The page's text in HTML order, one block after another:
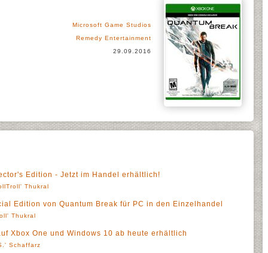
Microsoft Game Studios
Remedy Entertainment
29.09.2016
Edition - Jetzt im Handel erhältlich!
Thukral
Edition von Quantum Break für PC in den Einzelhandel
Thukral
Xbox One und Windows 10 ab heute erhältlich
Schaffarz